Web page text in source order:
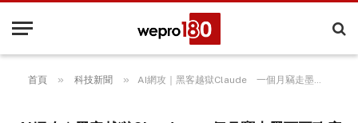
首頁 » 科技新聞 » AI網攻｜黑客越獄Claude 一個月竊走墨西哥政府150GB資料